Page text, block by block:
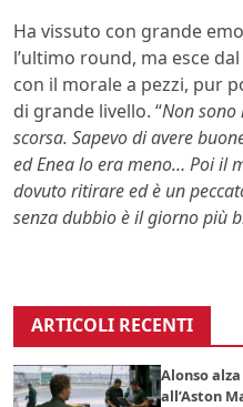
Ha vissuto con grande
l’ultimo round, ma esce dal
con il morale a pezzi, pur
di grande livello. “Non
scorsa. Sapevo di avere
ed Enea lo era meno… Poi il
dovuto ritirare ed è un
senza dubbio è il giorno più
ARTICOLI RECENTI
Alonso
all’Aston